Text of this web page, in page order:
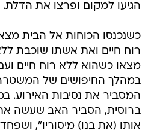
הגיעו למקום ופרצו את הדלת.
כשנכנסו הכוחות אל הבית
רוח חיים ואת אשתו שוכבת
מצאו כשהוא ללא רוח חיים
במהלך החיפושים של
המסביר את נסיבות האירוע.
ברוסית, הסביר האב שעשה
אותו (את בנו) מיסוריו",